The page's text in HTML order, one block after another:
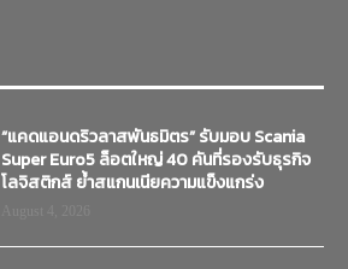
“แคดแอนดริวลาสพันธมิตร” รับมอบ Scania
Super Euro5 ล็อตใหญ่ 40 คันที่รองรับธุรกิจ
โลจิสติกส์ ย้ำสแกนเนียความแข็งแกร่ง